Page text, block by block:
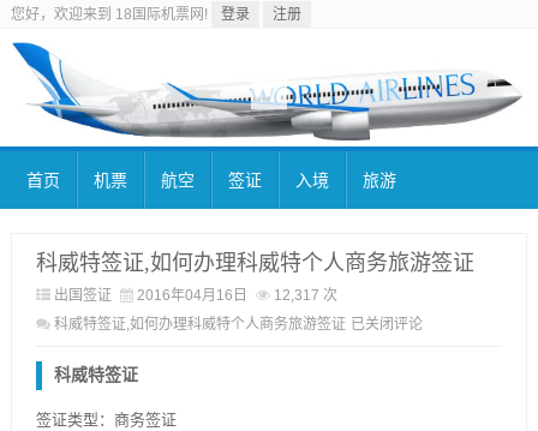
您好，欢迎来到 18国际机票网! 登录 注册
首页 机票 航空 签证 入境 旅游
科威特签证,如何办理科威特个人商务旅游签证
出国签证 2016年04月16日
12,317 次
科威特签证,如何办理科威特个人商务旅游签证 已关闭评论
科威特签证
签证类型：商务签证